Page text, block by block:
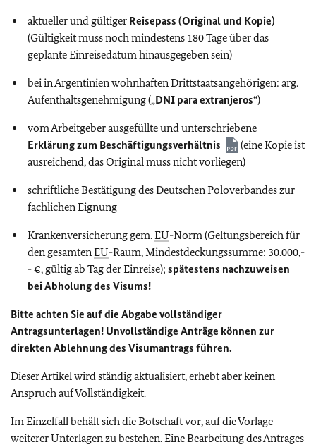
aktueller und gültiger Reisepass (Original und Kopie)
(Gültigkeit muss noch mindestens 180 Tage über das
geplante Einreisedatum hinausgegeben sein)
bei in Argentinien wohnhaften Drittstaatsangehörigen: arg.
Aufenthaltsgenehmigung („DNI para extranjeros“)
vom Arbeitgeber ausgefüllte und unterschriebene
Erklärung zum Beschäftigungsverhältnis
(eine Kopie ist
ausreichend, das Original muss nicht vorliegen)
schriftliche Bestätigung des Deutschen Poloverbandes zur
fachlichen Eignung
Krankenversicherung gem.EU-Norm (Geltungsbereich für
den gesamten EU-Raum, Mindestdeckungssumme: 30.000,-
- €, gültig ab Tag der Einreise); spätestens nachzuweisen
bei Abholung des Visums!
Bitte achten Sie auf die Abgabe vollständiger
Antragsunterlagen! Unvollständige Anträge können zur
direkten Ablehnung des Visumantrags führen.
Dieser Artikel wird ständig aktualisiert, erhebt aber keinen
Anspruch auf Vollständigkeit.
Im Einzelfall behält sich die Botschaft vor, auf die Vorlage
weiterer Unterlagen zu bestehen. Eine Bearbeitung des Antrages